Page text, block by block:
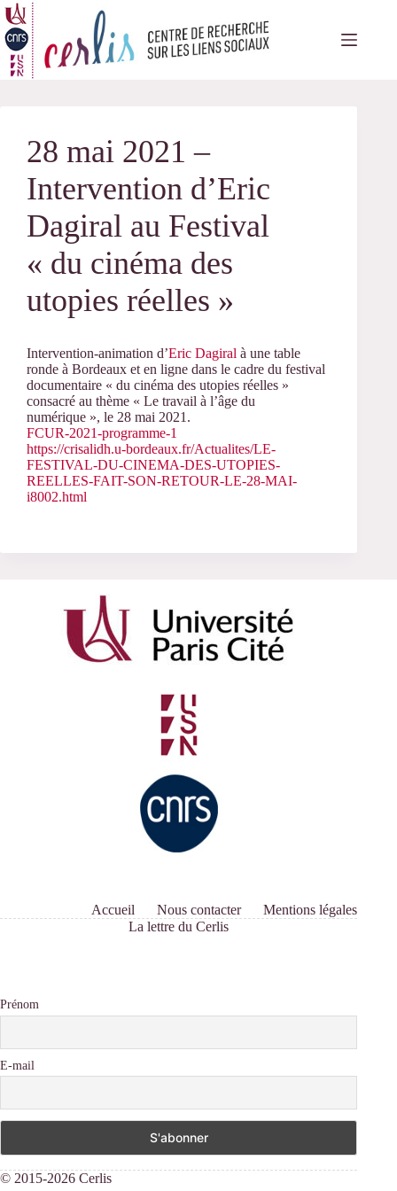
Passer
au
contenu
28 mai 2021 –
Intervention d’Eric
Dagiral au Festival
« du cinéma des
utopies réelles »
Intervention-animation d’Eric Dagiral à une table
ronde à Bordeaux et en ligne dans le cadre du festival
documentaire « du cinéma des utopies réelles »
consacré au thème « Le travail à l’âge du
numérique », le 28 mai 2021.
FCUR-2021-programme-1
https://crisalidh.u-bordeaux.fr/Actualites/LE-
FESTIVAL-DU-CINEMA-DES-UTOPIES-
REELLES-FAIT-SON-RETOUR-LE-28-MAI-
i8002.html
Accueil Nous contacter
Mentions légales
La lettre du Cerlis
Prénom
E-mail
© 2015-2026 Cerlis